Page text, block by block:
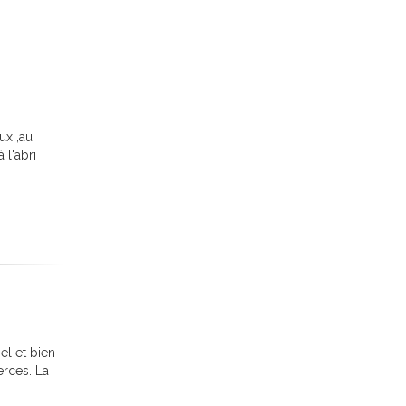
,au
l'abri
et bien
La